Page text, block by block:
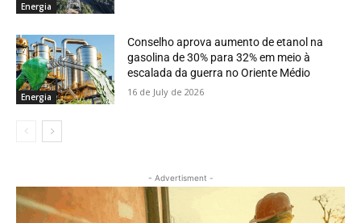
Energia
Energia
Conselho aprova aumento de etanol na
gasolina de 30% para 32% em meio à
escalada da guerra no Oriente Médio
16 de July de 2026
- Advertisment -